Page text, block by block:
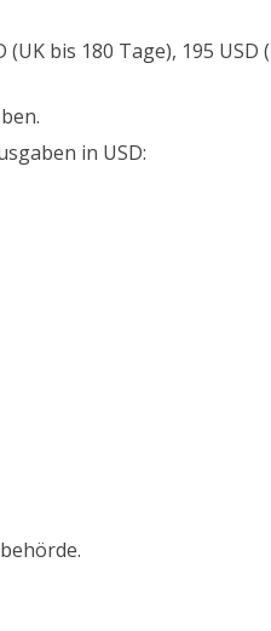
bis 180 Tage), 195 USD
in USD: